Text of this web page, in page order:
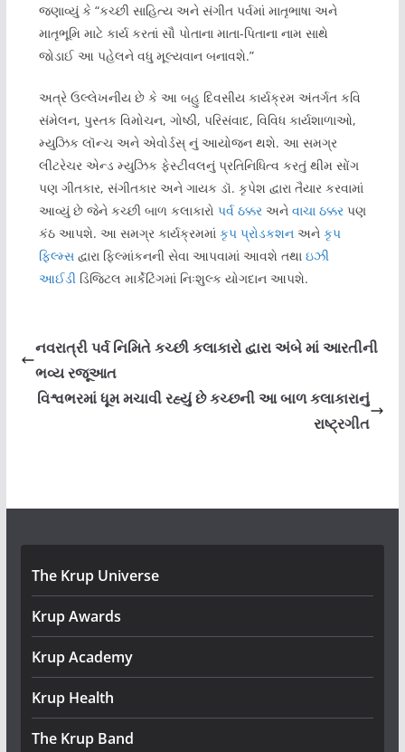
જણાવ્યું કે “કચ્છી સાહિત્ય અને સંગીત પર્વમાં માતૃભાષા અને
માતૃભૂમિ માટે કાર્ય કરતાં સૌ પોતાના માતા-પિતાના નામ સાથે
જોડાઈ આ પહેલને વધુ મૂલ્યવાન બનાવશે.”
અત્રે ઉલ્લેખનીય છે કે આ બહુ દિવસીય કાર્યક્રમ અંતર્ગત કવિ
સંમેલન, પુસ્તક વિમોચન, ગોષ્ઠી, પરિસંવાદ, વિવિધ કાર્યશાળાઓ,
મ્યુઝિક લૉન્ચ અને એવોર્ડસ્ નું આયોજન થશે. આ સમગ્ર
લીટરેચર એન્ડ મ્યુઝિક ફેસ્ટીવલનું પ્રતિનિધિત્વ કરતું થીમ સોંગ
પણ ગીતકાર, સંગીતકાર અને ગાયક ડૉ. કૃપેશ દ્વારા તૈયાર કરવામાં
આવ્યું છે જેને કચ્છી બાળ કલાકારો પર્વ ઠક્કર અને વાચા ઠક્કર પણ
કંઠ આપશે. આ સમગ્ર કાર્યક્રમમાં કૃપ પ્રોડકશન અને કૃપ
ફિલ્મ્સ દ્વારા ફિલ્માંકનની સેવા આપવામાં આવશે તથા ઇઝી
આઈડી ડિજિટલ માર્કેટિંગમાં નિઃશુલ્ક યોગદાન આપશે.
નવરાત્રી પર્વ નિમિતે કચ્છી કલાકારો દ્વારા અંબે માં આરતીની
ભવ્ય રજૂઆત
વિશ્વભરમાં ધૂમ મચાવી રહ્યું છે કચ્છની આ બાળ કલાકારાનું
રાષ્ટ્રગીત
The Krup Universe
Krup Awards
Krup Academy
Krup Health
The Krup Band